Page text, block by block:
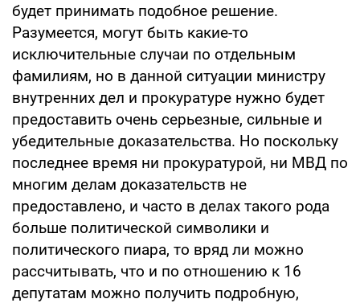
будет принимать подобное решение.
Разумеется, могут быть какие-то
исключительные случаи по отдельным
фамилиям, но в данной ситуации министру
внутренних дел и прокуратуре нужно будет
предоставить очень серьезные, сильные и
убедительные доказательства. Но поскольку
последнее время ни прокуратурой, ни МВД по
многим делам доказательств не
предоставлено, и часто в делах такого рода
больше политической символики и
политического пиара, то вряд ли можно
рассчитывать, что и по отношению к 16
депутатам можно получить подробную,